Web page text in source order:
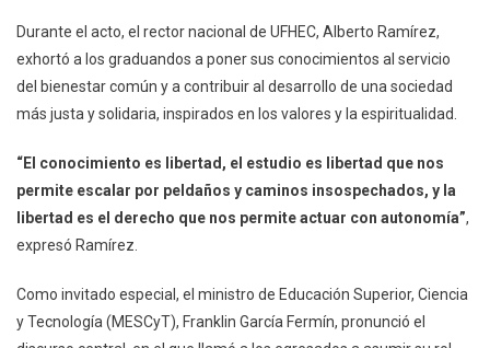
Durante el acto, el rector nacional de UFHEC, Alberto Ramírez,
exhortó a los graduandos a poner sus conocimientos al servicio
del bienestar común y a contribuir al desarrollo de una sociedad
más justa y solidaria, inspirados en los valores y la espiritualidad.
“El conocimiento es libertad, el estudio es libertad que nos
permite escalar por peldaños y caminos insospechados, y la
libertad es el derecho que nos permite actuar con autonomía”,
expresó Ramírez.
Como invitado especial, el ministro de Educación Superior, Ciencia
y Tecnología (MESCyT), Franklin García Fermín, pronunció el